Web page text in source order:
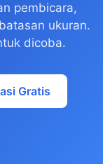
pembicara,
ukuran.
dicoba.
Gratis